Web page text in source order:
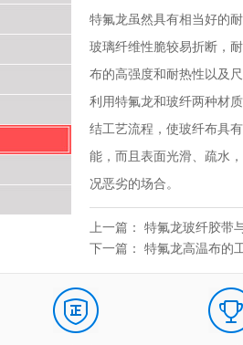
特氟龙虽然具有相当好的
玻璃纤维性脆较易折断，
布的高强度和耐热性以及
利用特氟龙和玻纤两种材
结工艺流程，使玻纤布具
能，而且表面光滑、疏水
况恶劣的场合。
上一篇： 特氟龙玻纤胶带
下一篇： 特氟龙高温布的